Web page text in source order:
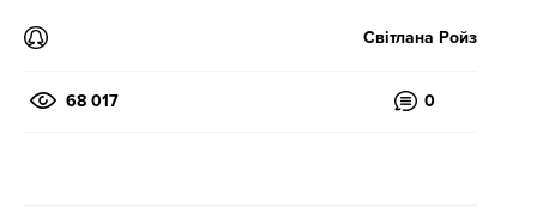
Світлана Ройз
68 017 0